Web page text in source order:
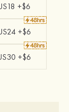
+$6
+$6
+$6